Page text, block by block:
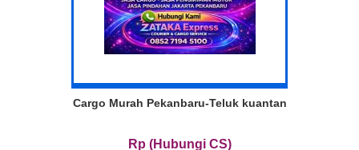
Cargo Murah Pekanbaru-Teluk kuantan
Rp (Hubungi CS)